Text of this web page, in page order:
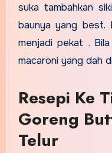
suka tambahkan
baunya yang best.
menjadi pekat .
macaroni yang dah
Resepi Ke
Goreng
Telur